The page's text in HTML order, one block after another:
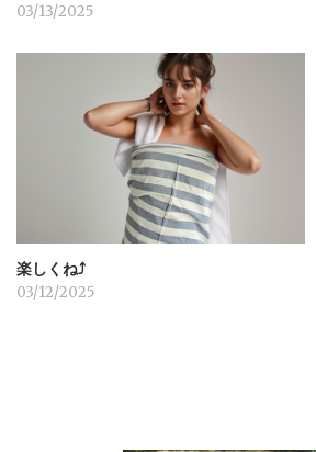
03/13/2025
楽しくね⤴︎
03/12/2025